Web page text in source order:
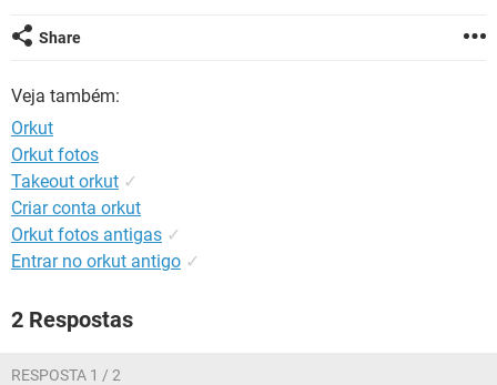
GUIA DE COMPRAS
Share
Veja também:
Orkut
Orkut fotos
Takeout orkut ✓
Criar conta orkut
Orkut fotos antigas ✓
Entrar no orkut antigo ✓
2 Respostas
RESPOSTA 1 / 2